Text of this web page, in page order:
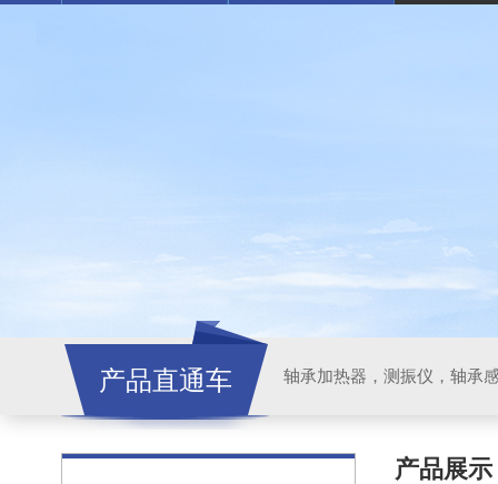
产品直通车 轴承加热器，测振仪，轴承
产品展示